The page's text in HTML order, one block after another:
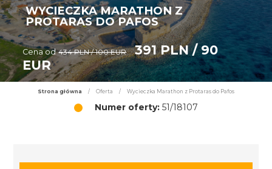
WYCIECZKA MARATHON Z
PROTARAS DO PAFOS
Cena od 434 PLN / 100 EUR
391 PLN / 90
EUR
Strona główna / Oferta / Wycieczka Marathon z Protaras do Pafos
Numer oferty: 51/18107